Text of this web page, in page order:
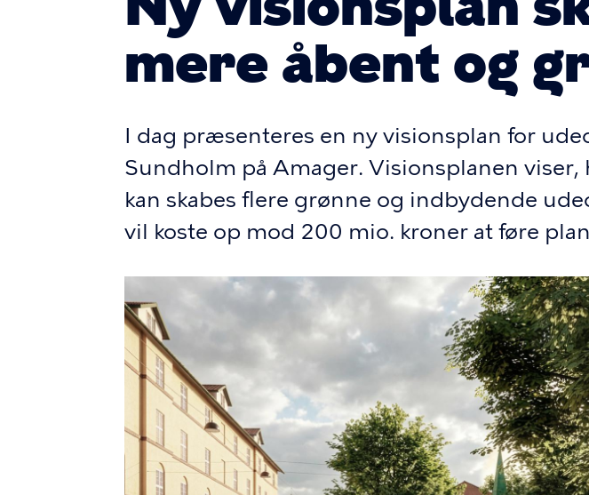
mere åbent og
I dag præsenteres en ny visionsplan for
Sundholm på Amager. Visionsplanen viser,
kan skabes flere grønne og indbydende
vil koste op mod 200 mio. kroner at føre